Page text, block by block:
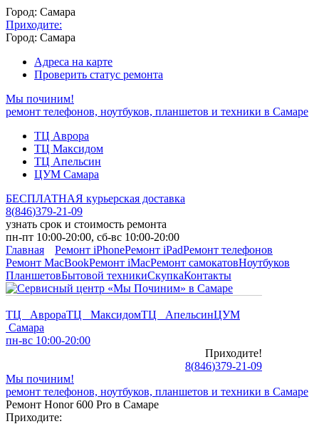
Город: Самара
Приходите:
Город: Самара
Адреса на карте
Проверить статус ремонта
Мы починим!
ремонт телефонов, ноутбуков, планшетов и техники в Самаре
ТЦ Аврора
ТЦ Максидом
ТЦ Апельсин
ЦУМ Самара
БЕСПЛАТНАЯ курьерская доставка
8(846)379-21-09
узнать срок и стоимость ремонта
пн-пт 10:00-20:00, сб-вс 10:00-20:00
Главная
Ремонт iPhoneРемонт iPadРемонт телефонов
Ремонт MacBookРемонт iMacРемонт самокатовНоутбуков
ПланшетовБытовой техникиСкупкаКонтакты
ТЦ АврораТЦ МаксидомТЦ АпельсинЦУМ
Самара
пн-вс 10:00-20:00
Приходите!
8(846)379-21-09
Мы починим!
ремонт телефонов, ноутбуков, планшетов и техники в Самаре
Ремонт Honor 600 Pro в Самаре
Приходите: